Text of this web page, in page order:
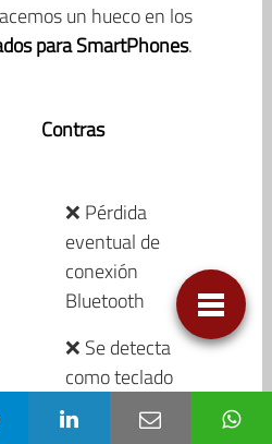
un hueco en los
para SmartPhones.
Contras
❌ Pérdida
eventual de
conexión
Bluetooth
❌ Se detecta
como teclado